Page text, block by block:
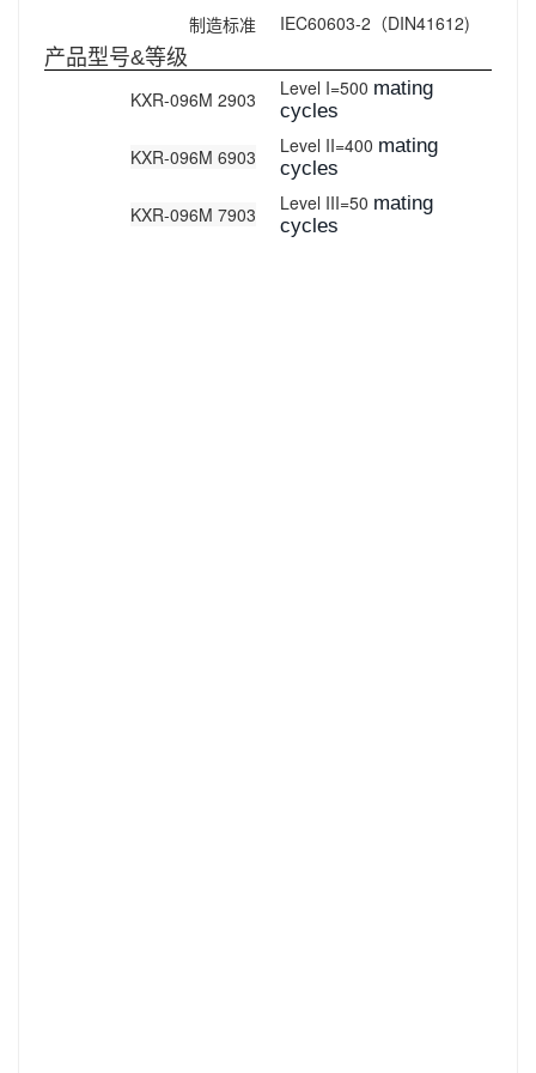
制造标准
IEC60603-2（DIN41612)
产品型号&等级
KXR-096M 2903
Level I=500 mating
cycles
KXR-096M 6903 Level II=400 mating
cycles
KXR-096M 7903 Level III=50 mating
cycles